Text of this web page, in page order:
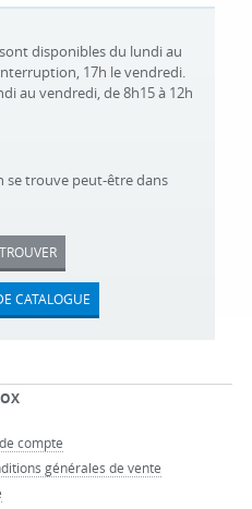
disponibles du lundi au
17h le vendredi.
au vendredi, de 8h15 à 12h
se trouve peut-être dans
CATALOGUE
compte
générales de vente